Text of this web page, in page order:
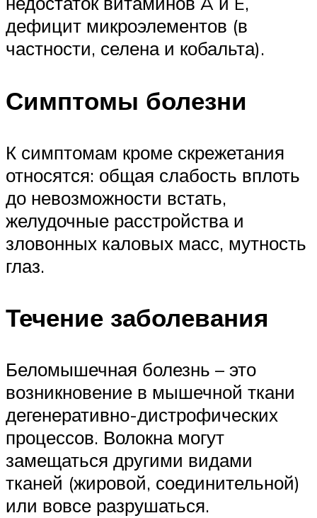
дефицит микроэлементов (в
частности, селена и кобальта).
Симптомы болезни
К симптомам кроме скрежетания
относятся: общая слабость вплоть
до невозможности встать,
желудочные расстройства и
зловонных каловых масс, мутность
глаз.
Течение заболевания
Беломышечная болезнь – это
возникновение в мышечной ткани
дегенеративно-дистрофических
процессов. Волокна могут
замещаться другими видами
тканей (жировой, соединительной)
или вовсе разрушаться.